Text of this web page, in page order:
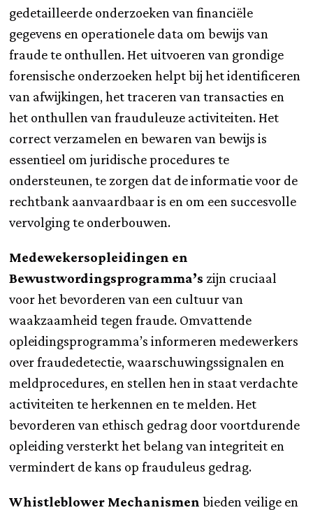
gedetailleerde onderzoeken van financiële
gegevens en operationele data om bewijs van
fraude te onthullen. Het uitvoeren van grondige
forensische onderzoeken helpt bij het identificeren
van afwijkingen, het traceren van transacties en
het onthullen van frauduleuze activiteiten. Het
correct verzamelen en bewaren van bewijs is
essentieel om juridische procedures te
ondersteunen, te zorgen dat de informatie voor de
rechtbank aanvaardbaar is en om een succesvolle
vervolging te onderbouwen.
Medewekersopleidingen en
Bewustwordingsprogramma’s zijn cruciaal
voor het bevorderen van een cultuur van
waakzaamheid tegen fraude. Omvattende
opleidingsprogramma’s informeren medewerkers
over fraudedetectie, waarschuwingssignalen en
meldprocedures, en stellen hen in staat verdachte
activiteiten te herkennen en te melden. Het
bevorderen van ethisch gedrag door voortdurende
opleiding versterkt het belang van integriteit en
vermindert de kans op frauduleus gedrag.
Whistleblower Mechanismen bieden veilige en